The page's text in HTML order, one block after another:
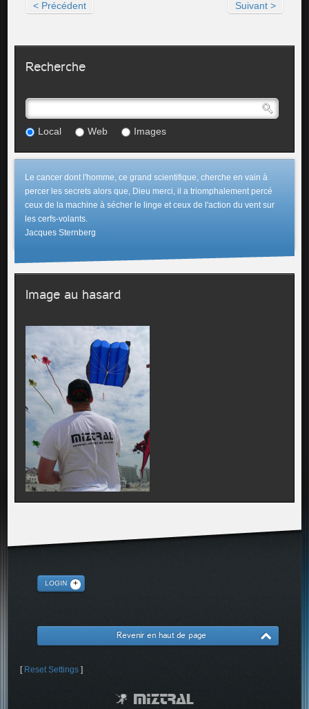
< Précédent Suivant >
Recherche
Local Web Images
Le cancer dont l'homme, ce grand scientifique, cherche en vain à
percer les secrets alors que, Dieu merci, il a triomphalement percé
ceux de la machine à sécher le linge et ceux de l'action du vent sur
les cerfs-volants.
Jacques Sternberg
Image au hasard
LOGIN
Revenir en haut de page
[ Reset Settings ]